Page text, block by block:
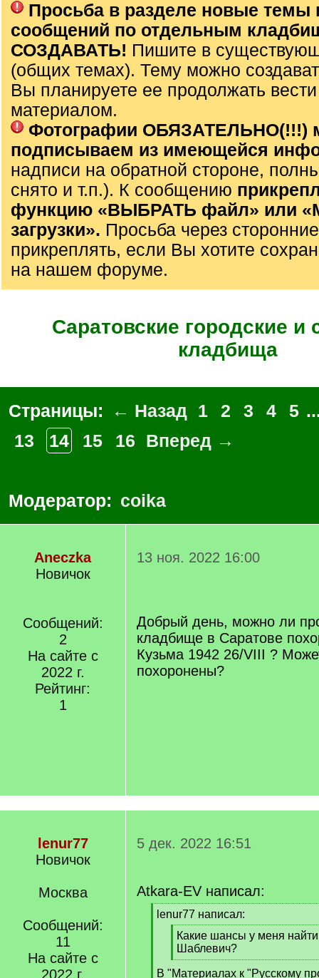
Просьба в разделе новые темы
сообщений по отдельным
СОЗДАВАТЬ! Пишите в
(общих темах). Тему можно
Вы планируете ее продолжать
материалом.
Фотографии ОБЯЗАТЕЛЬНО(!!!)
подписываем из имеющейся
надписи на обратной стороне,
снято и т.п.). К сообщению
функцию «ВЫБРАТЬ файл» или
загрузки». Просьба через
прикреплять, если Вы хотите
на нашем форуме.
Саратовские городские и
кладбища
Страницы: ← Назад 1 2 3 4 5
13
14 15 16 Вперед →
Модератор: coika
Aneczka
Новичок
Сообщений:
2
На сайте с
2022 г.
Рейтинг:
1
13 ноя. 2022 16:00
Добрый день, можно ли
кладбище в Саратове
Кузьма 1942 26/VIII ?
похоронены?
lenur77
Новичок
Москва
Сообщений:
11
На сайте с
2022 г.
5 дек. 2022 16:51
Atkara-EV написал:
[lenur77 написал:
[
q
]
Какие шансы у меня
Шаблевич?
[
/
В "Материалах к "Русскому